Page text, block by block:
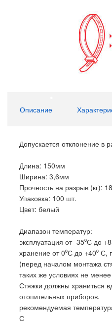
Описание
Допускается отклонение в
Длина: 150мм
Ширина: 3,6мм
Прочность на разрыв (кг): 18
Упаковка: 100 шт.
Цвет: белый
Диапазон температур:
эксплуатация от -35⁰С до
хранение от 0⁰С до +40⁰ С,
(перед началом монтажа
таких же условиях не
Стяжки должны храниться
отопительных приборов.
рекомендуемая
С